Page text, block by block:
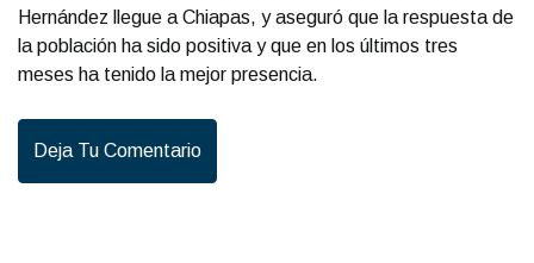
Hernández llegue a Chiapas, y aseguró que la respuesta de
la población ha sido positiva y que en los últimos tres
meses ha tenido la mejor presencia.
Deja Tu Comentario